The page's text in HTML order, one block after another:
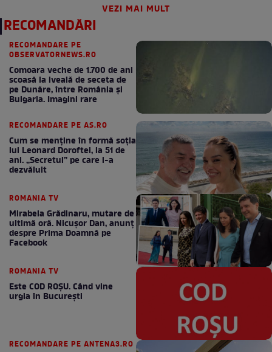
VEZI MAI MULT
RECOMANDĂRI
RECOMANDARE PE
OBSERVATORNEWS.RO
Comoara veche de 1.700 de ani
scoasă la iveală de seceta de
pe Dunăre, între România şi
Bulgaria. Imagini rare
RECOMANDARE PE AS.RO
Cum se menţine în formă soţia
lui Leonard Doroftei, la 51 de
ani. „Secretul” pe care l-a
dezvăluit
ROMANIA TV
Mirabela Grădinaru, mutare de
ultimă oră. Nicuşor Dan, anunţ
despre Prima Doamnă pe
Facebook
ROMANIA TV
Este COD ROŞU. Când vine
urgia în Bucureşti
RECOMANDARE PE ANTENA3.RO